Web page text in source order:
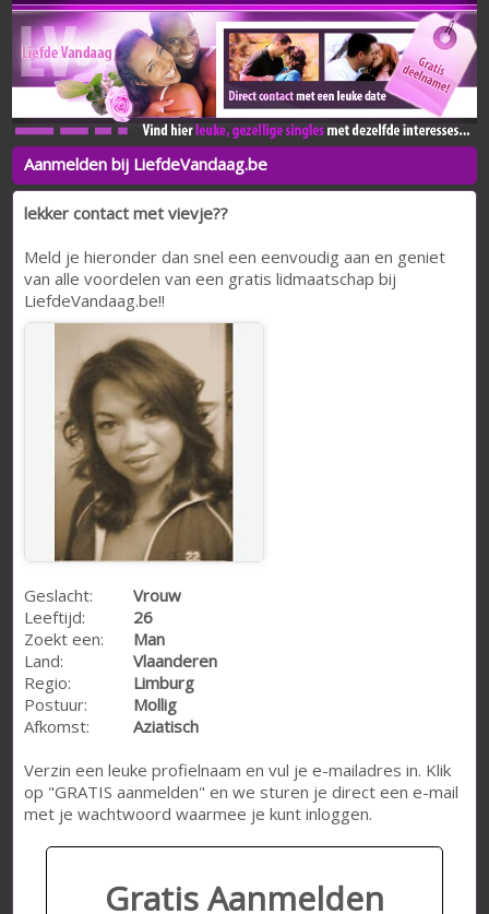
Aanmelden bij LiefdeVandaag.be
lekker contact met vievje??
Meld je hieronder dan snel een eenvoudig aan en geniet
van alle voordelen van een gratis lidmaatschap bij
LiefdeVandaag.be!!
Geslacht:
Vrouw
Leeftijd:
26
Zoekt een:
Man
Land:
Vlaanderen
Regio:
Limburg
Postuur:
Mollig
Afkomst:
Aziatisch
Verzin een leuke profielnaam en vul je e-mailadres in. Klik
op "GRATIS aanmelden" en we sturen je direct een e-mail
met je wachtwoord waarmee je kunt inloggen.
Gratis Aanmelden